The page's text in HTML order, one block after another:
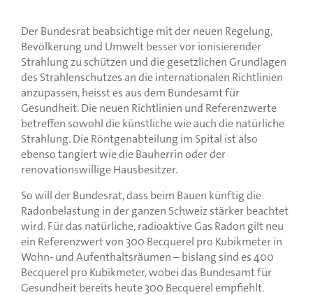
Der Bundesrat beabsichtige mit der neuen Regelung,
Bevölkerung und Umwelt besser vor ionisierender
Strahlung zu schützen und die gesetzlichen Grundlagen
des Strahlenschutzes an die internationalen Richtlinien
anzupassen, heisst es aus dem Bundesamt für
Gesundheit. Die neuen Richtlinien und Referenzwerte
betreffen sowohl die künstliche wie auch die natürliche
Strahlung. Die Röntgenabteilung im Spital ist also
ebenso tangiert wie die Bauherrin oder der
renovationswillige Hausbesitzer.
So will der Bundesrat, dass beim Bauen künftig die
Radonbelastung in der ganzen Schweiz stärker beachtet
wird. Für das natürliche, radioaktive Gas Radon gilt neu
ein Referenzwert von 300 Becquerel pro Kubikmeter in
Wohn- und Aufenthaltsräumen – bislang sind es 400
Becquerel pro Kubikmeter, wobei das Bundesamt für
Gesundheit bereits heute 300 Becquerel empfiehlt.